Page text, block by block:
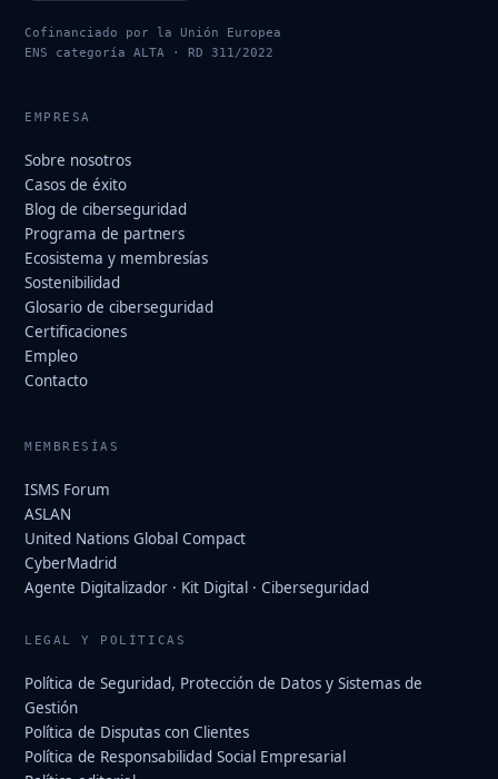
Cofinanciado por la Unión Europea
ENS categoría ALTA · RD 311/2022
EMPRESA
Sobre nosotros
Casos de éxito
Blog de ciberseguridad
Programa de partners
Ecosistema y membresías
Sostenibilidad
Glosario de ciberseguridad
Certificaciones
Empleo
Contacto
MEMBRESÍAS
ISMS Forum
ASLAN
United Nations Global Compact
CyberMadrid
Agente Digitalizador · Kit Digital · Ciberseguridad
LEGAL Y POLÍTICAS
Política de Seguridad, Protección de Datos y Sistemas de
Gestión
Política de Disputas con Clientes
Política de Responsabilidad Social Empresarial